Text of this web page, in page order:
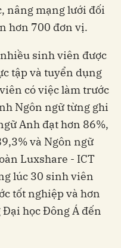
nâng mạng lưới đối
hơn 700 đơn vị.
sinh viên được
tập và tuyển dụng
có việc làm trước
Ngôn ngữ từng ghi
Anh đạt hơn 86%,
và Ngôn ngữ
Luxshare - ICT
lúc 30 sinh viên
tốt nghiệp và hơn
học Đông Á đến